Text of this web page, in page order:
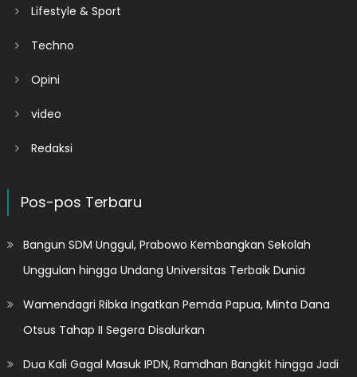
Lifestyle & Sport
Techno
Opini
video
Redaksi
Pos-pos Terbaru
Bangun SDM Unggul, Prabowo Kembangkan Sekolah
Unggulan hingga Undang Universitas Terbaik Dunia
Wamendagri Ribka Ingatkan Pemda Papua, Minta Dana
Otsus Tahap II Segera Disalurkan
Dua Kali Gagal Masuk IPDN, Ramdhan Bangkit hingga Jadi